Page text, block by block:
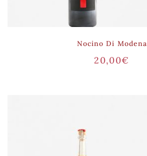
Nocino Di Modena
20,00€